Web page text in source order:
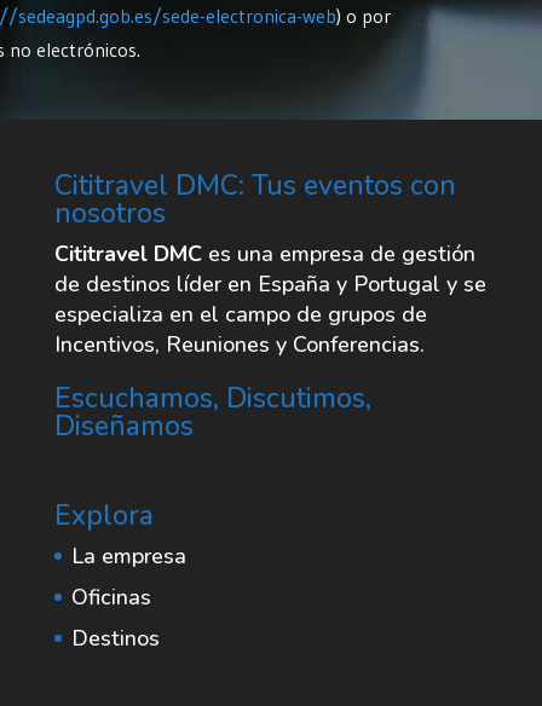
sedeagpd.gob.es/sede-electronica-web) o por
no electrónicos.
Cititravel DMC: Tus eventos con
nosotros
Cititravel DMCes una empresa de gestión
de destinos líder en España y Portugal y se
especializa en el campo de grupos de
Incentivos, Reuniones y Conferencias.
Escuchamos, Discutimos,
Diseñamos
Explora
La empresa
Oficinas
Destinos